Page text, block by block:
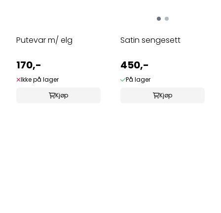
Putevar m/ elg
170,-
Ikke på lager
Kjøp
Satin sengesett
450,-
På lager
Kjøp